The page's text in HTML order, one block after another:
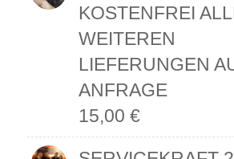
KOSTENFREI
WEITEREN
LIEFERUNGEN
ANFRAGE
15,00 €